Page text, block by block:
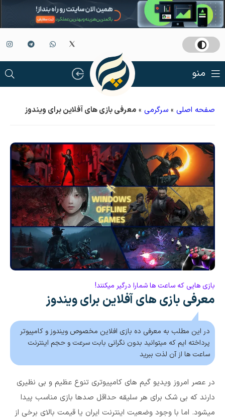
منو
صفحه اصلی » سرگرمی » معرفی بازی های آفلاین برای ویندوز
بازی هایی که ساعت ها شمارا درگیر میکنند!
معرفی بازی های آفلاین برای ویندوز
در این مطلب به معرفی ده بازی افلاین مخصوص ویندوز و کامپیوتر
پرداخته ایم که میتوانید بدون نگرانی بابت سرعت و حجم اینترنت
ساعت ها از آن لذت ببرید
در عصر امروز ویدیو گیم های کامپیوتری تنوع عظیم و بی نظیری
دارند که بی شک برای هر سلیقه حداقل صدها بازی مناسب پیدا
میشود. اما با وجود وضعیت اینترنت ایران یا قیمت بالای برخی از